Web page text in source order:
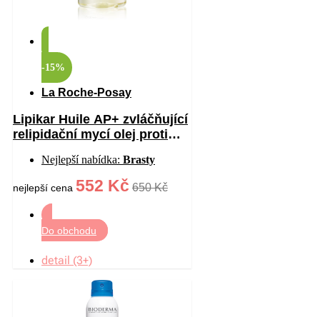
-15%
La Roche-Posay
Lipikar Huile AP+ zvláčňující
relipidační mycí olej proti
Nejlepší nabídka: Brasty
nejlepší cena 552 Kč 650 Kč
Do obchodu
detail (3+)